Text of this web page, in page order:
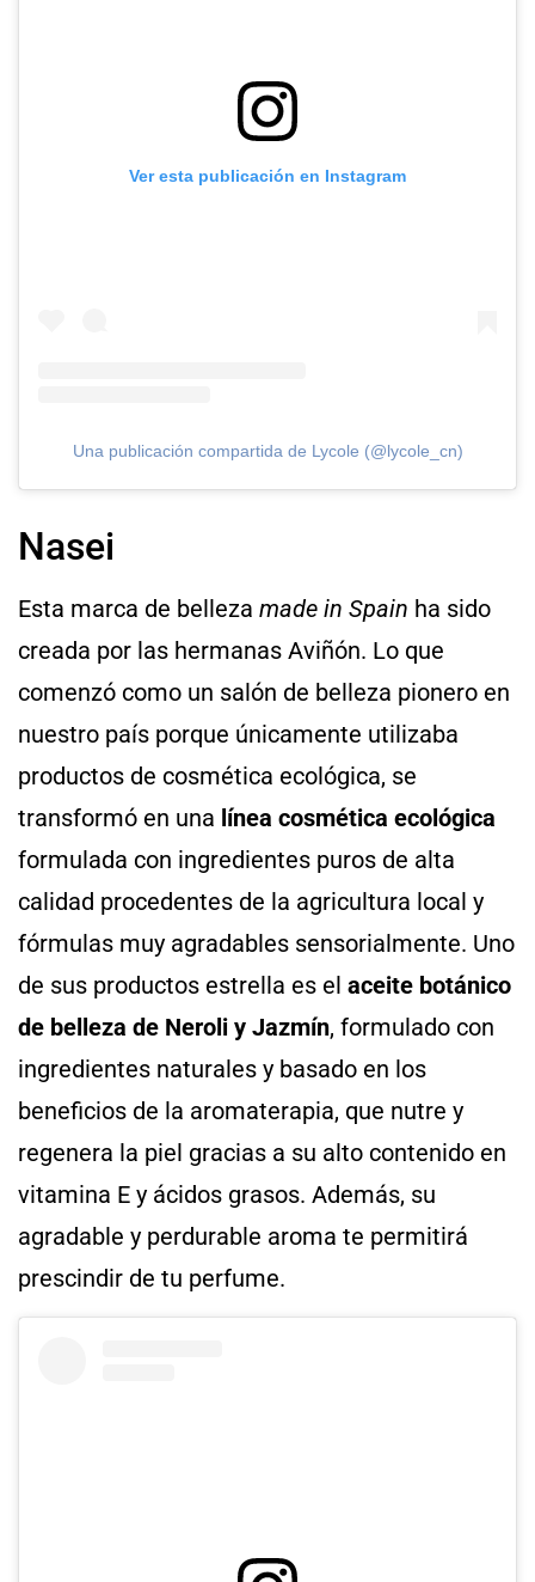
Ver esta publicación en Instagram
Una publicación compartida de Lycole (@lycole_cn)
Nasei
Esta marca de belleza made in Spain ha sido
creada por las hermanas Aviñón. Lo que
comenzó como un salón de belleza pionero en
nuestro país porque únicamente utilizaba
productos de cosmética ecológica, se
transformó en una línea cosmética ecológica
formulada con ingredientes puros de alta
calidad procedentes de la agricultura local y
fórmulas muy agradables sensorialmente. Uno
de sus productos estrella es el aceite botánico
de belleza de Neroli y Jazmín, formulado con
ingredientes naturales y basado en los
beneficios de la aromaterapia, que nutre y
regenera la piel gracias a su alto contenido en
vitamina E y ácidos grasos. Además, su
agradable y perdurable aroma te permitirá
prescindir de tu perfume.